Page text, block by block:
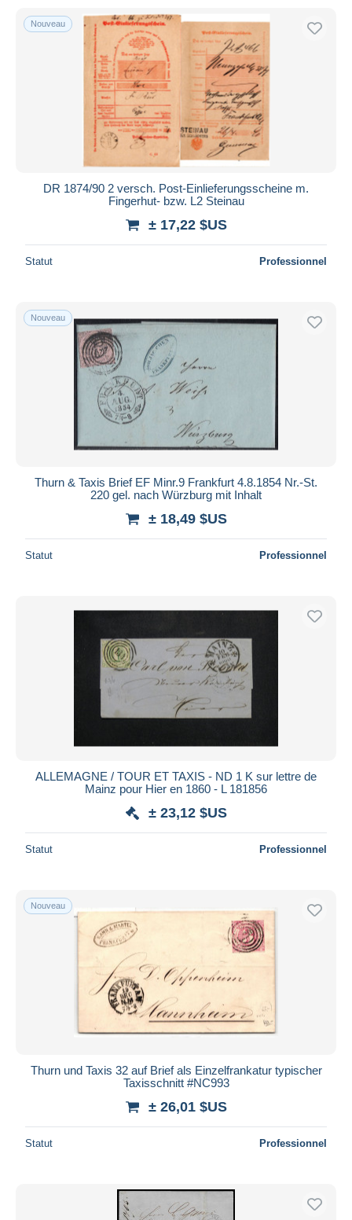
Nouveau
DR 1874/90 2 versch. Post-Einlieferungsscheine m.
Fingerhut- bzw. L2 Steinau
± 17,22 $US
Statut Professionnel
Nouveau
Thurn & Taxis Brief EF Minr.9 Frankfurt 4.8.1854 Nr.-St.
220 gel. nach Würzburg mit Inhalt
± 18,49 $US
Statut Professionnel
ALLEMAGNE / TOUR ET TAXIS - ND 1 K sur lettre de
Mainz pour Hier en 1860 - L 181856
± 23,12 $US
Statut Professionnel
Nouveau
Thurn und Taxis 32 auf Brief als Einzelfrankatur typischer
Taxisschnitt #NC993
± 26,01 $US
Statut Professionnel